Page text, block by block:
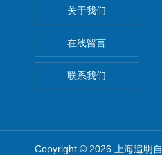
关于我们
在线留言
联系我们
Copyright © 2026 上海追明